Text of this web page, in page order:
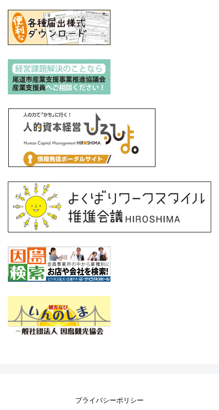
プライバシーポリシー